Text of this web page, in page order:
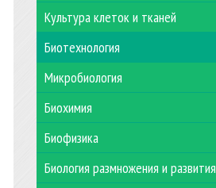
Культура клеток и тканей
Биотехнология
Микробиология
Биохимия
Биофизика
Биология размножения и развития